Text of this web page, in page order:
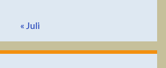
« Juli